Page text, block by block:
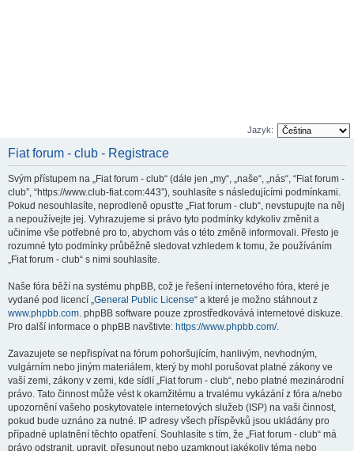
Jazyk:
Fiat forum - club - Registrace
Svým přístupem na „Fiat forum - club“ (dále jen „my“, „naše“, „nás“, “Fiat forum -
club”, “https://www.club-fiat.com:443”), souhlasíte s následujícími podmínkami.
Pokud nesouhlasíte, neprodleně opusťte „Fiat forum - club“, nevstupujte na něj
a nepoužívejte jej. Vyhrazujeme si právo tyto podmínky kdykoliv změnit a
učiníme vše potřebné pro to, abychom vás o této změně informovali. Přesto je
rozumné tyto podmínky průběžně sledovat vzhledem k tomu, že používáním
„Fiat forum - club“ s nimi souhlasíte.
Naše fóra běží na systému phpBB, což je řešení internetového fóra, které je
vydané pod licencí „General Public License“ a které je možno stáhnout z
www.phpbb.com. phpBB software pouze zprostředkovává internetové diskuze.
Pro další informace o phpBB navštivte: https://www.phpbb.com/.
Zavazujete se nepřispívat na fórum pohoršujícím, hanlivým, nevhodným,
vulgárním nebo jiným materiálem, který by mohl porušovat platné zákony ve
vaší zemi, zákony v zemi, kde sídlí „Fiat forum - club“, nebo platné mezinárodní
právo. Tato činnost může vést k okamžitému a trvalému vykázání z fóra a/nebo
upozornění vašeho poskytovatele internetových služeb (ISP) na vaši činnost,
pokud bude uznáno za nutné. IP adresy všech příspěvků jsou ukládány pro
případné uplatnění těchto opatření. Souhlasíte s tím, že „Fiat forum - club“ má
právo odstranit, upravit, přesunout nebo uzamknout jakékoliv téma nebo